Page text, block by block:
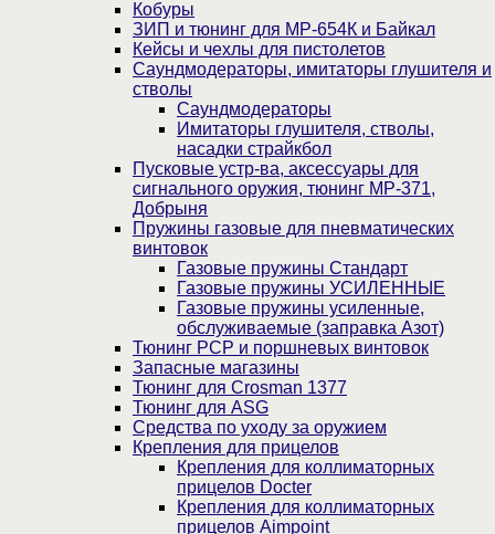
Кобуры
ЗИП и тюнинг для МР-654К и Байкал
Кейсы и чехлы для пистолетов
Саундмодераторы, имитаторы глушителя и
стволы
Саундмодераторы
Имитаторы глушителя, стволы,
насадки страйкбол
Пусковые устр-ва, аксессуары для
сигнального оружия, тюнинг МР-371,
Добрыня
Пружины газовые для пневматических
винтовок
Газовые пружины Стандарт
Газовые пружины УСИЛЕННЫЕ
Газовые пружины усиленные,
обслуживаемые (заправка Азот)
Тюнинг PCP и поршневых винтовок
Запасные магазины
Тюнинг для Crosman 1377
Тюнинг для ASG
Средства по уходу за оружием
Крепления для прицелов
Крепления для коллиматорных
прицелов Docter
Крепления для коллиматорных
прицелов Aimpoint